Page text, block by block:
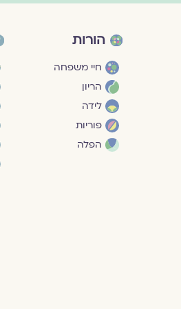
הורות
חיי משפחה
הריון
לידה
פוריות
הפלה